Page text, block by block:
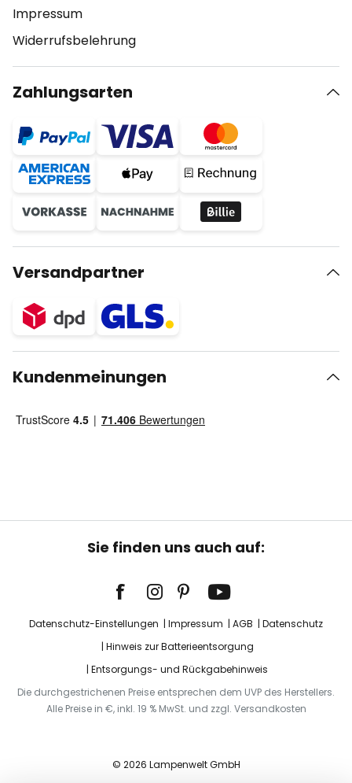
Impressum
Widerrufsbelehrung
Zahlungsarten
Versandpartner
Kundenmeinungen
Sie finden uns auch auf:
Datenschutz-Einstellungen Impressum AGB
Datenschutz
Hinweis zur Batterieentsorgung
Entsorgungs- und Rückgabehinweis
Die durchgestrichenen Preise entsprechen dem UVP des Herstellers.
Alle Preise in €, inkl. 19 % MwSt. und zzgl. Versandkosten
© 2026 Lampenwelt GmbH